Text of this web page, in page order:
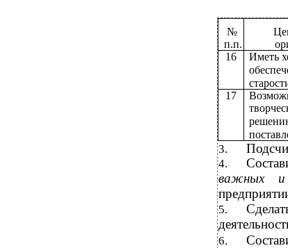
№
п.п.
16 Иметь
17
3.
4.
важных и
5.
6.